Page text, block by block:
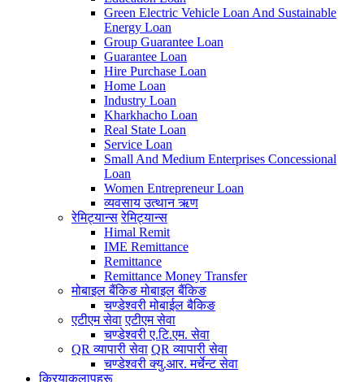
Green Electric Vehicle Loan And Sustainable
Energy Loan
Group Guarantee Loan
Guarantee Loan
Hire Purchase Loan
Home Loan
Industry Loan
Kharkhacho Loan
Real State Loan
Service Loan
Small And Medium Enterprises Concessional
Loan
Women Entrepreneur Loan
व्यवसाय उत्थान ऋण
रेमिट्यान्स रेमिट्यान्स
Himal Remit
IME Remittance
Remittance
Remittance Money Transfer
मोबाइल बैंकिङमोबाइल बैंकिङ
चण्डेश्वरी मोबाईल बैकिङ
एटीएम सेवा एटीएम सेवा
चण्डेश्वरी ए.टि.एम. सेवा
QR व्यापारी सेवा QR व्यापारी सेवा
चण्डेश्वरी क्यु.आर. मर्चेन्ट सेवा
क्रियाकलापहरू